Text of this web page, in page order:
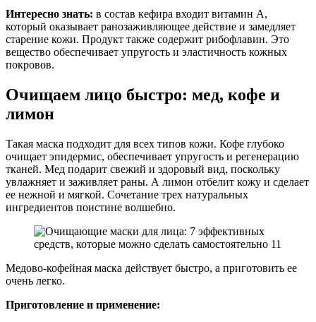
Интересно знать: в состав кефира входит витамин А,
который оказывает ранозаживляющее действие и замедляет
старение кожи. Продукт также содержит рибофлавин. Это
вещество обеспечивает упругость и эластичность кожных
покровов.
Очищаем лицо быстро: мед, кофе и
лимон
Такая маска подходит для всех типов кожи. Кофе глубоко
очищает эпидермис, обеспечивает упругость и регенерацию
тканей. Мед подарит свежий и здоровый вид, поскольку
увлажняет и заживляет раны. А лимон отбелит кожу и сделает
ее нежной и мягкой. Сочетание трех натуральных
ингредиентов поистине волшебно.
Медово-кофейная маска действует быстро, а приготовить ее
очень легко.
Приготовление и применение: